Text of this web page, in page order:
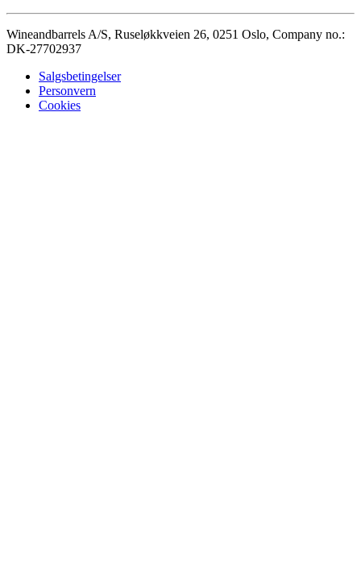
Wineandbarrels A/S, Ruseløkkveien 26, 0251 Oslo, Company no.:
DK-27702937
Salgsbetingelser
Personvern
Cookies